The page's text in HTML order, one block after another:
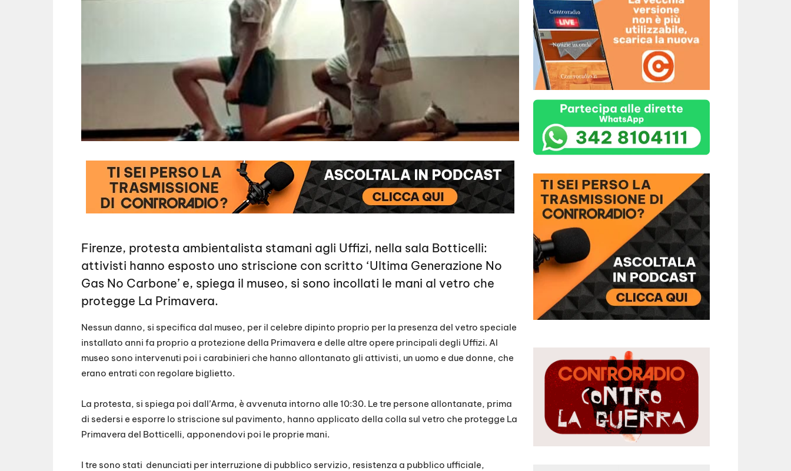
Firenze, protesta ambientalista stamani agli Uffizi, nella sala Botticelli:
attivisti hanno esposto uno striscione con scritto ‘Ultima Generazione No
Gas No Carbone’ e, spiega il museo, si sono incollati le mani al vetro che
protegge La Primavera.
Nessun danno, si specifica dal museo, per il celebre dipinto proprio per la presenza del vetro speciale
installato anni fa proprio a protezione della Primavera e delle altre opere principali degli Uffizi. Al
museo sono intervenuti poi i carabinieri che hanno allontanato gli attivisti, un uomo e due donne, che
erano entrati con regolare biglietto.
La protesta, si spiega poi dall’Arma, è avvenuta intorno alle 10:30. Le tre persone allontanate, prima
di sedersi e esporre lo striscione sul pavimento, hanno applicato della colla sul vetro che protegge La
Primavera del Botticelli, apponendovi poi le proprie mani.
I tre sono stati denunciati per interruzione di pubblico servizio, resistenza a pubblico ufficiale,